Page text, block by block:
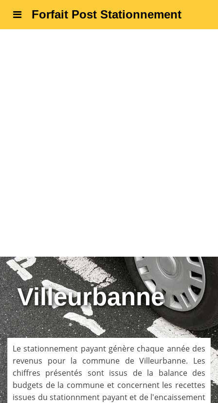
Forfait Post Stationnement
Villeurbanne
Le stationnement payant génère chaque année des
revenus pour la commune deVilleurbanne. Les
chiffres présentés sont issus de la balance des
budgets de la commune et concernent les recettes
issues du stationnment payant et de l'encaissement